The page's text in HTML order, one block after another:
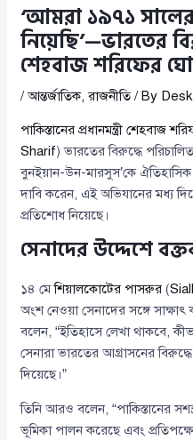
‘আমরা ১৯৭১
নিয়েছি’—ভারতের
শেহবাজ শরিফের
/আন্তর্জাতিক,রাজনীতি/ By
পাকিস্তানের প্রধানমন্ত্রী শেহবাজ
Sharif) ভারতের বিরুদ্ধে
বুনইয়ান-উন-মারসুস’কে
দাবি করেন, এই অভিযানের মধ্য
প্রতিশোধ নিয়েছে।
সেনাদের উদ্দেশে
১৪ মেশিয়ালকোটের পাসরুর (
অংশ নেওয়া সেনাদের সঙ্গে
বলেন, “ইতিহাসে লেখা থাকবে,
সেনারা ভারতের আগ্রাসনের
দিয়েছে।”
তিনি আরও বলেন, “পাকিস্তানের
ভূমিকা পালন করেছে এবং